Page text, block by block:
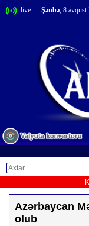
live Şənbə, 8 avqust
Azərbaycan
olub